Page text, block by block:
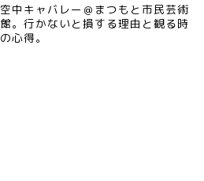
空中キャバレー＠まつもと市民芸術
館。行かないと損する理由と観る時
の心得。